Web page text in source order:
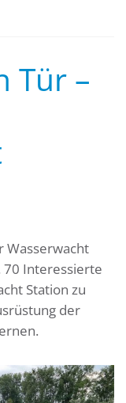
Tür –
Wasserwacht
70 Interessierte
Station zu
der